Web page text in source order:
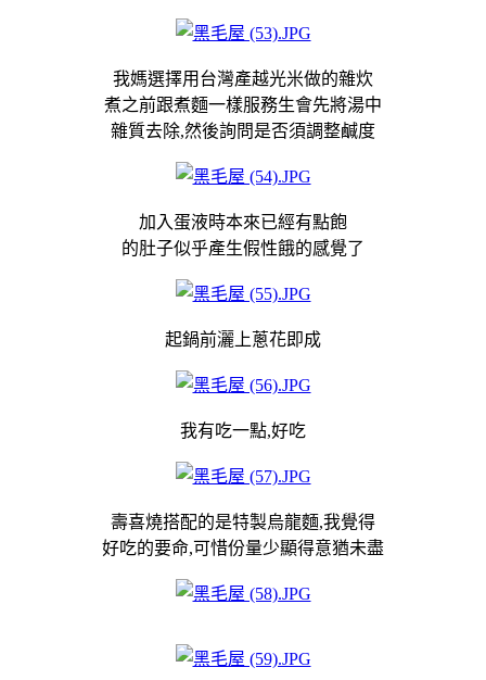
我媽選擇用台灣產越光米做的雜炊
煮之前跟煮麵一樣服務生會先將湯中
雜質去除,然後詢問是否須調整鹹度
加入蛋液時本來已經有點飽
的肚子似乎產生假性餓的感覺了
起鍋前灑上蔥花即成
我有吃一點,好吃
壽喜燒搭配的是特製烏龍麵,我覺得
好吃的要命,可惜份量少顯得意猶未盡